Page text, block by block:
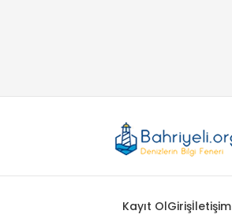
Kayıt OlGirişİletişim